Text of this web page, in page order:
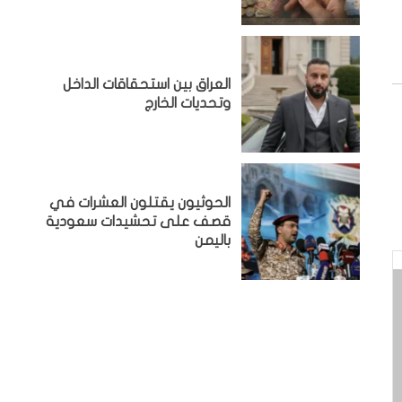
‏العراق بين استحقاقات الداخل
وتحديات الخارج
الحوثيون يقتلون العشرات في
قصف على تحشيدات سعودية
باليمن